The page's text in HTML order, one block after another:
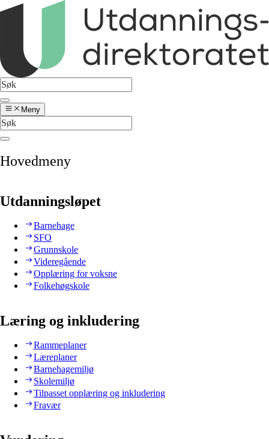
Meny
Hovedmeny
Utdanningsløpet
Barnehage
SFO
Grunnskole
Videregående
Opplæring for voksne
Folkehøgskole
Læring og inkludering
Rammeplaner
Læreplaner
Barnehagemiljø
Skolemiljø
Tilpasset opplæring og inkludering
Fravær